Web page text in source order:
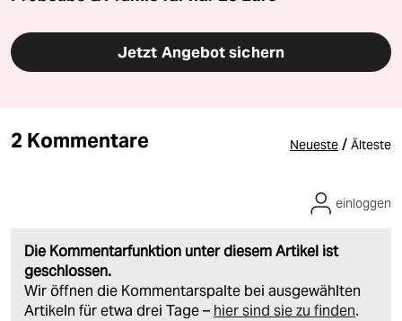
Jetzt Angebot sichern
2 Kommentare Neueste / Älteste
Die Kommentarfunktion unter diesem Artikel ist
geschlossen.
Wir öffnen die Kommentarspalte bei ausgewählten
Artikeln für etwa drei Tage – hier sind sie zu finden.
einloggen